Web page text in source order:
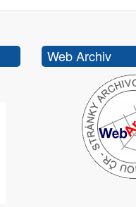
Web Archiv